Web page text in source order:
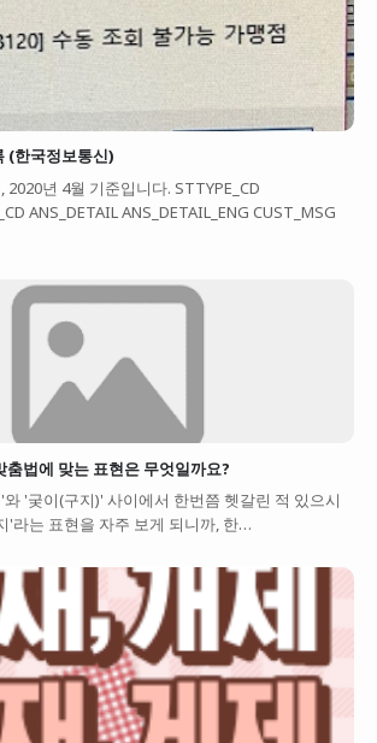
(한국정보통신)
2020년 4월 기준입니다. STTYPE_CD
ANS_DETAIL ANS_DETAIL_ENG CUST_MSG
춤법에 맞는 표현은 무엇일까요?
'궂이(구지)' 사이에서 한번쯤 헷갈린 적 있으시
'라는 표현을 자주 보게 되니까, 한…